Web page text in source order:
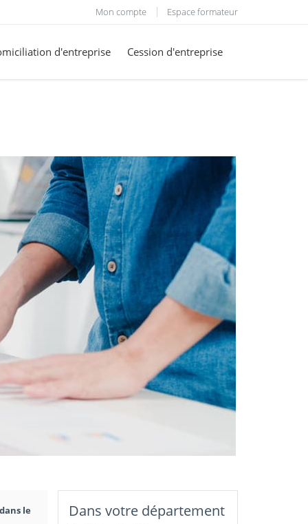
Mon compte Espace formateur
d'entreprise Cession d'entreprise
le
Dans votre département